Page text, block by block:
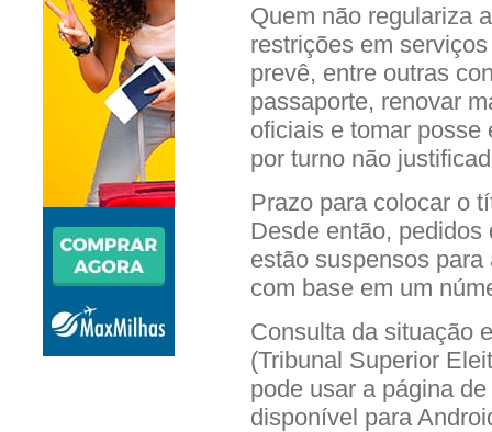
Quem não regulariza
restrições em
prevê, entre outras
passaporte, renovar
oficiais e tomar posse
por turno não
Prazo para colocar o
Desde então,
estão suspensos
com base em um
Consulta da situação
(Tribunal Superior
pode usar a página
disponível para